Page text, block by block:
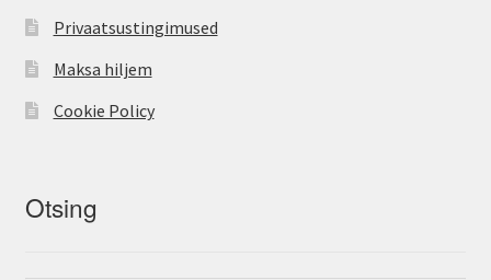
Privaatsustingimused
Maksa hiljem
Cookie Policy
Otsing